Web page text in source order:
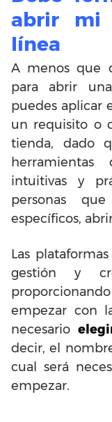
abrir mi
línea
A menos que
para abrir
puedes aplicar
un requisito o
tienda, dado
intuitivas y
personas
específicos,
Las
gestión y
empezar con
necesario
decir, el
cual será
empezar.